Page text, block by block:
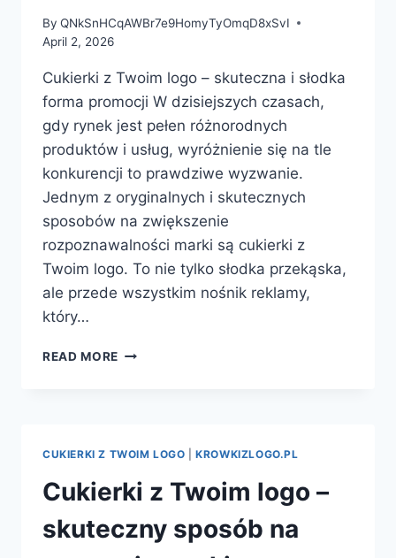
By QNkSnHCqAWBr7e9HomyTyOmqD8xSvI
April 2, 2026
Cukierki z Twoim logo – skuteczna i słodka
forma promocji W dzisiejszych czasach,
gdy rynek jest pełen różnorodnych
produktów i usług, wyróżnienie się na tle
konkurencji to prawdziwe wyzwanie.
Jednym z oryginalnych i skutecznych
sposobów na zwiększenie
rozpoznawalności marki są cukierki z
Twoim logo. To nie tylko słodka przekąska,
ale przede wszystkim nośnik reklamy,
który…
READ MORE CUKIERKI
SKUTECZNA
SŁODKA
FORMA
CUKIERKI Z TWOIM LOGO |KROWKIZLOGO.PL
Cukierki z Twoim logo –
skuteczny sposób na